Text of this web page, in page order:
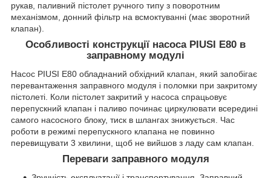
рукав, паливний пістолет ручного типу з поворотним
механізмом, донний фільтр на всмоктуванні (має зворотний
клапан).
Особливості конструкції насоса PIUSI E80 в
заправному модулі
Насос PIUSI E80 обладнаний обхідний клапан, який запобігає
перевантаження заправного модуля і поломки при закритому
пістолеті. Коли пістолет закритий у насоса спрацьовує
перепускний клапан і паливо починає циркулювати всередині
самого насосного блоку, тиск в шлангах знижується. Час
роботи в режимі перепускного клапана не повинно
перевищувати 3 хвилини, щоб не вийшов з ладу сам клапан.
Переваги заправного модуля